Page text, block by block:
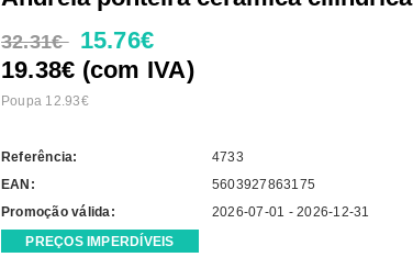
32.31€ 15.76€
19.38€ (com IVA)
Poupa 12.93€
Referência:
4733
EAN:
5603927863175
Promoção válida:
2026-07-01 - 2026-12-31
PREÇOS IMPERDÍVEIS